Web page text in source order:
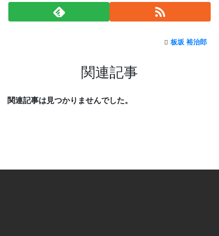
板坂 裕治郎
関連記事
関連記事は見つかりませんでした。